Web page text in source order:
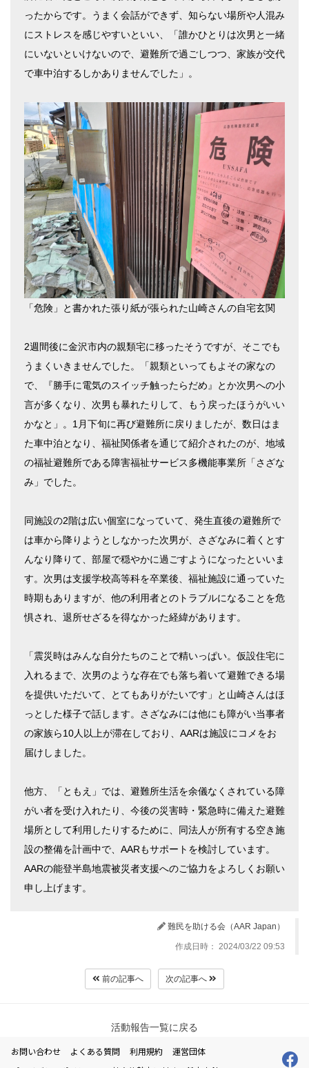
ったからです。うまく会話ができず、知らない場所や人混み
にストレスを感じやすいといい、「誰かひとりは次男と一緒
にいないといけないので、避難所で過ごしつつ、家族が交代
で車中泊するしかありませんでした」。
「危険」と書かれた張り紙が張られた山崎さんの自宅玄関
2週間後に金沢市内の親類宅に移ったそうですが、そこでも
うまくいきませんでした。「親類といってもよその家なの
で、『勝手に電気のスイッチ触ったらだめ』とか次男への小
言が多くなり、次男も暴れたりして、もう戻ったほうがいい
かなと」。1月下旬に再び避難所に戻りましたが、数日はま
た車中泊となり、福祉関係者を通じて紹介されたのが、地域
の福祉避難所である障害福祉サービス多機能事業所「さざな
み」でした。
同施設の2階は広い個室になっていて、発生直後の避難所で
は車から降りようとしなかった次男が、さざなみに着くとす
んなり降りて、部屋で穏やかに過ごすようになったといいま
す。次男は支援学校高等科を卒業後、福祉施設に通っていた
時期もありますが、他の利用者とのトラブルになることを危
惧され、退所せざるを得なかった経緯があります。
「震災時はみんな自分たちのことで精いっぱい。仮設住宅に
入れるまで、次男のような存在でも落ち着いて避難できる場
を提供いただいて、とてもありがたいです」と山崎さんはほ
っとした様子で話します。さざなみには他にも障がい当事者
の家族ら10人以上が滞在しており、AARは施設にコメをお
届けしました。
他方、「ともえ」では、避難所生活を余儀なくされている障
がい者を受け入れたり、今後の災害時・緊急時に備えた避難
場所として利用したりするために、同法人が所有する空き施
設の整備を計画中で、AARもサポートを検討しています。
AARの能登半島地震被災者支援へのご協力をよろしくお願い
申し上げます。
難民を助ける会（AAR Japan）
作成日時： 2024/03/22 09:53
前の記事へ 次の記事へ
活動報告一覧に戻る
お問い合わせ よくある質問 利用規約
運営団体